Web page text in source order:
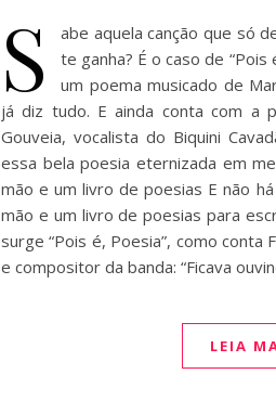
S
abe aquela canção que só
te ganha? É o caso de “Pois
um poema musicado de
já diz tudo. E ainda conta com a
Gouveia, vocalista do Biquini
essa bela poesia eternizada em
mão e um livro de poesias E não
mão e um livro de poesias para
surge “Pois é, Poesia”, como
e compositor da banda: “Ficava
LEIA